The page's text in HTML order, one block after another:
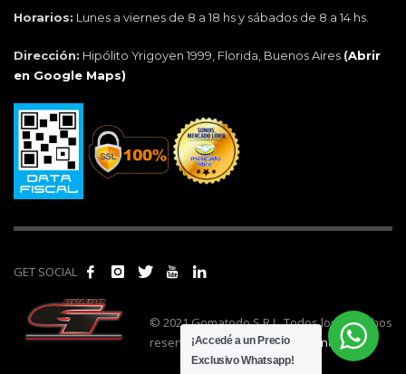
Horarios: Lunes a viernes de 8 a 18 hs y sábados de 8 a 14 hs.
Dirección: Hipólito Yrigoyen 1999, Florida, Buenos Aires (Abrir
en Google Maps)
GET SOCIAL
© 2021 Gomatodo S.R.L. Todos los derechos
reservados. | Realizado por
cónclave.
¡Accedé a un Precio
Exclusivo Whatsapp!